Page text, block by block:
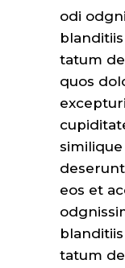
odi
tatum
quos
eos et
tatum